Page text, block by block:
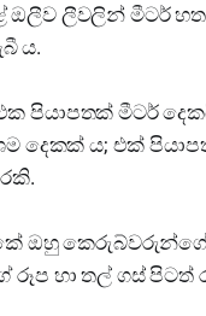
ඔලීව ලීවලින් මීටර්
ය.
පියාපතක් මීටර්
දෙකක් ය; එක්
ඔහු
හා තල් ගස් පිටත්